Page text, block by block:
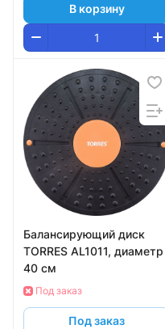
В корзину
Балансирующий диск
TORRES AL1011, диаметр
40 см
Под заказ
Под заказ